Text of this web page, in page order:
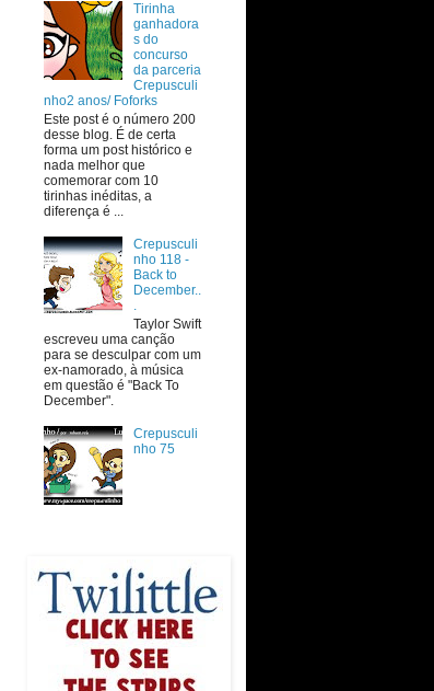
Tirinha
ganhadora
s do
concurso
da parceria
Crepusculi
nho2 anos/ Foforks
Este post é o número 200
desse blog. É de certa
forma um post histórico e
nada melhor que
comemorar com 10
tirinhas inéditas, a
diferença é ...
Crepusculi
nho 118 -
Back to
December..
.
Taylor Swift
escreveu uma canção
para se desculpar com um
ex-namorado, à música
em questão é "Back To
December".
Crepusculi
nho 75